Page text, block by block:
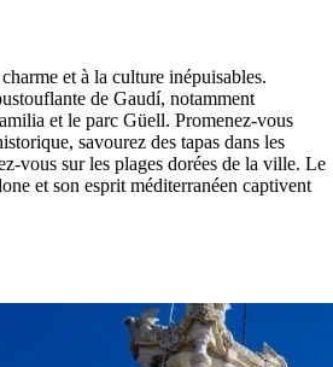
et à la culture inépuisables.
de Gaudí, notamment
et le parc Güell. Promenez-vous
savourez des tapas dans les
vous sur les plages dorées de la ville. Le
et son esprit méditerranéen captivent